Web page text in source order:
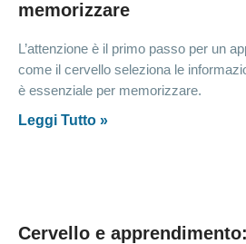
memorizzare
L’attenzione è il primo passo per un
come il cervello seleziona le
è essenziale per memorizzare.
Leggi Tutto »
Cervello e